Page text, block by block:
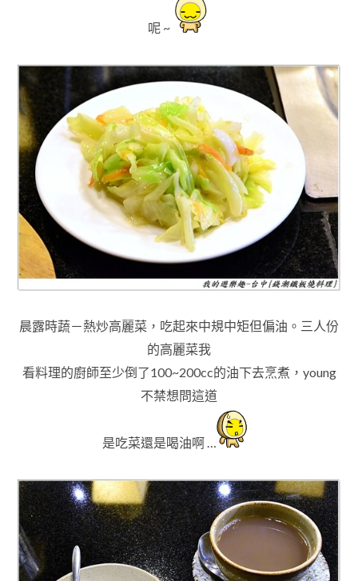
呢 ~
晨露時蔬－熱炒高麗菜，吃起來中規中矩但偏油 。 三人份
的高麗菜我
看料理的廚師至少倒了100~200cc的油下去烹煮 ，young
不禁想問這道
是吃菜還是喝油啊 …